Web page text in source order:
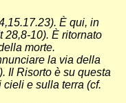
È qui, in
28,8-10). È ritornato
morte.
la via della
Il Risorto è su questa
e sulla terra (cf.